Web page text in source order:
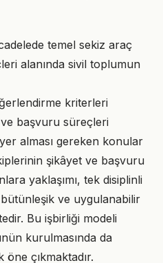
temel sekiz araç
alanında sivil toplumun
kriterleri
başvuru süreçleri
alması gereken konular
şikâyet ve başvuru
yaklaşımı, tek disiplinli
bütünleşik ve uygulanabilir
Bu işbirliği modeli
kurulmasında da
çıkmaktadır.